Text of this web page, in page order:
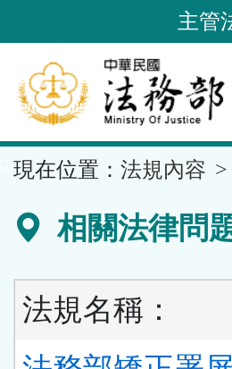
到
要
內
容
區
主管
現在位置： 法規內容
相關法律問
法規名稱：